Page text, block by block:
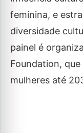
feminina, e
diversidade
painel é
Foundation,
mulheres até